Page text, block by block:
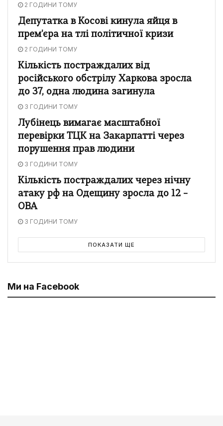
2 ГОДИНИ ТОМУ
Депутатка в Косові кинула яйця в
прем'єра на тлі політичної кризи
2 ГОДИНИ ТОМУ
Кількість постраждалих від
російського обстрілу Харкова зросла
до 37, одна людина загинула
3 ГОДИНИ ТОМУ
Лубінець вимагає масштабної
перевірки ТЦК на Закарпатті через
порушення прав людини
3 ГОДИНИ ТОМУ
Кількість постраждалих через нічну
атаку рф на Одещину зросла до 12 –
ОВА
3 ГОДИНИ ТОМУ
ПОКАЗАТИ ЩЕ
Ми на Facebook